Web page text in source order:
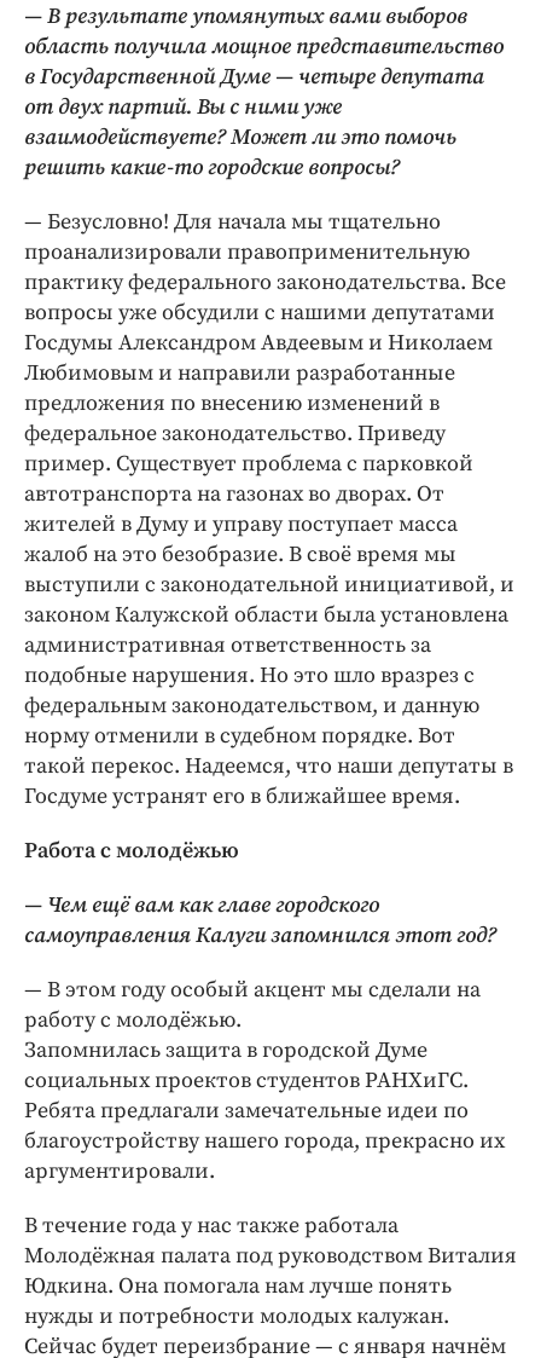
— В результате упомянутых вами выборов
область получила мощное представительство
в Государственной Думе — четыре депутата
от двух партий. Вы с ними уже
взаимодействуете? Может ли это помочь
решить какие-то городские вопросы?
— Безусловно! Для начала мы тщательно
проанализировали правоприменительную
практику федерального законодательства. Все
вопросы уже обсудили с нашими депутатами
Госдумы Александром Авдеевым и Николаем
Любимовым и направили разработанные
предложения по внесению изменений в
федеральное законодательство. Приведу
пример. Существует проблема с парковкой
автотранспорта на газонах во дворах. От
жителей в Думу и управу поступает масса
жалоб на это безобразие. В своё время мы
выступили с законодательной инициативой, и
законом Калужской области была установлена
административная ответственность за
подобные нарушения. Но это шло вразрез с
федеральным законодательством, и данную
норму отменили в судебном порядке. Вот
такой перекос. Надеемся, что наши депутаты в
Госдуме устранят его в ближайшее время.
Работа с молодёжью
— Чем ещё вам как главе городского
самоуправления Калуги запомнился этот год?
— В этом году особый акцент мы сделали на
работу с молодёжью.
Запомнилась защита в городской Думе
социальных проектов студентов РАНХиГС.
Ребята предлагали замечательные идеи по
благоустройству нашего города, прекрасно их
аргументировали.
В течение года у нас также работала
Молодёжная палата под руководством Виталия
Юдкина. Она помогала нам лучше понять
нужды и потребности молодых калужан.
Сейчас будет переизбрание — с января начнём